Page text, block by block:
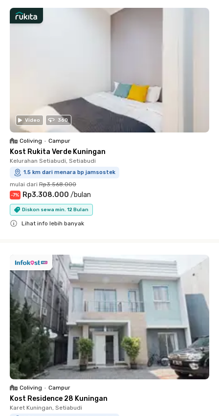
Video 360
Coliving • Campur
Kost Rukita Verde Kuningan
Kelurahan Setiabudi, Setiabudi
1.5 km dari menara bp jamsostek
mulai dari Rp3.568.000
-7% Rp3.308.000 /bulan
Diskon sewa min. 12 Bulan
Lihat info lebih banyak
Coliving • Campur
Kost Residence 28 Kuningan
Karet Kuningan, Setiabudi